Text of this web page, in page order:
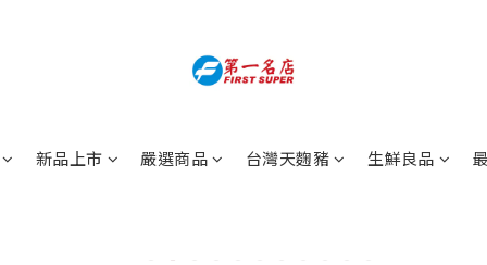
新品上市 嚴選商品 台灣天麴豬 生鮮良品